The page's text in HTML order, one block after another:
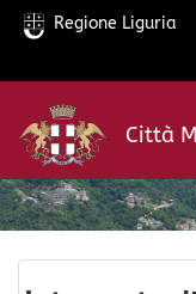
Salta
contenuto
principale
Regione Liguria
Città